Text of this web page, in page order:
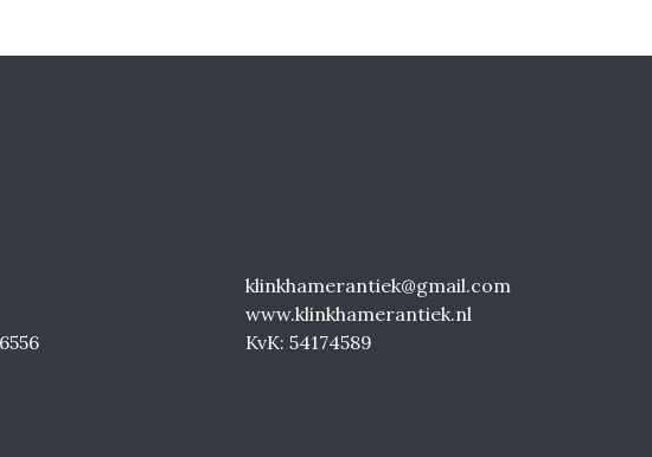
klinkhamerantiek@gmail.com
www.klinkhamerantiek.nl
KvK: 54174589